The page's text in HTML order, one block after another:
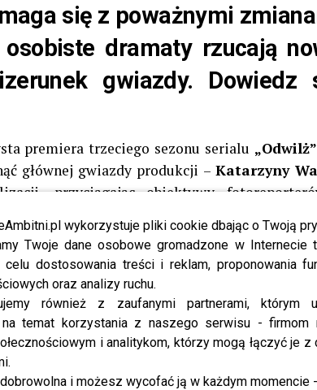
wykorzystuje pliki cookie dbając o Twoją
Twoje dane osobowe gromadzone w Internecie
dostosowania treści i reklam, proponowania
oraz analizy ruchu.
również z zaufanymi partnerami, którym
na temat korzystania z naszego serwisu - firmom
i analitykom, którzy mogą łączyć je z
i możesz wycofać ją w każdym momencie
się z poważnymi
dramaty rzucają
gwiazdy. Dowiedz
premiera trzeciego sezonu serialu „Odwilż”
głównej gwiazdy produkcji – Katarzyny
przyciągając obiektywy
aktorka zyskuje coraz większą
stroniącą od medialnego zgiełku,
trzech synów –Tobiasza,
Wajdą, wnukiem legendarnego
Wajdy. Para pobrała się w 2009 roku, a ich
choć teraz media informują o wielkich